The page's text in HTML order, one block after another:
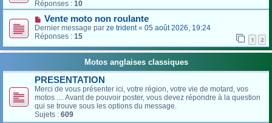
Réponses : 10
Vente moto non roulante
Dernier message par ze trident« 05 août 2026, 19:24
Réponses : 15 1 2
Motos anglaises classiques
PRESENTATION
Merci de vous présenter ici, votre région, votre vie de motard, vos
motos .... Avant de pouvoir poster, vous devez répondre à la question
qui se trouve sous les options du message.
Sujets : 609